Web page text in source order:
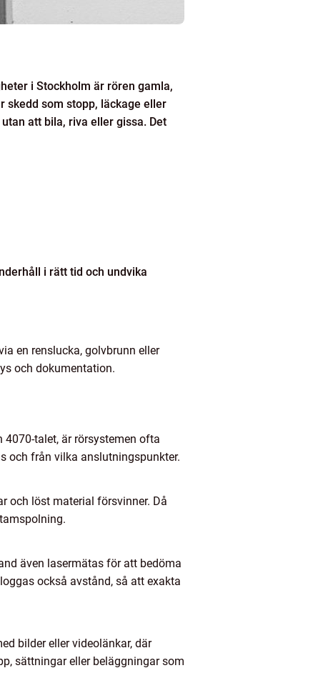
i Stockholm är rören gamla,
skedd som stopp, läckage eller
att bila, riva eller gissa. Det
i rätt tid och undvika
en renslucka, golvbrunn eller
och dokumentation.
talet, är rörsystemen ofta
och från vilka anslutningspunkter.
och löst material försvinner. Då
även lasermätas för att bedöma
också avstånd, så att exakta
bilder eller videolänkar, där
sättningar eller beläggningar som